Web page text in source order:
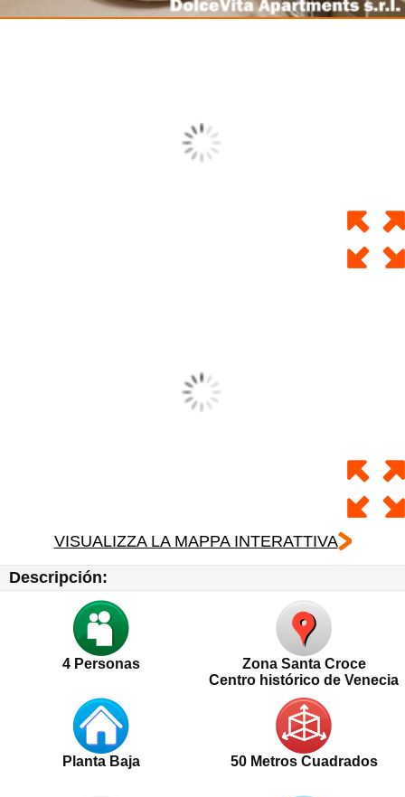
VISUALIZZA LA MAPPA INTERATTIVA
Descripción:
4 Personas
Zona Santa Croce
Centro histórico de Venecia
Planta Baja 50 Metros Cuadrados